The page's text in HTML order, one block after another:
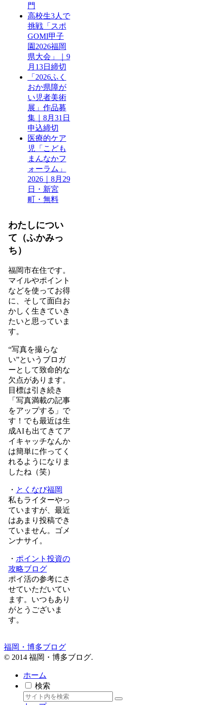
門
高校生3人で
挑戦「スポ
GOMI甲子
園2026福岡
県大会」｜9
月13日締切
「2026ふく
おか県障が
い児者美術
展」作品募
集｜8月31日
申込締切
医療的ケア
児「こども
まんなかフ
ォーラム」
2026｜8月29
日・新宮
町・無料
わたしについ
て（ふかみっ
ち）
福岡市在住です。
マイルやポイント
などを使ってお得
に、そして面白お
かしく生きていき
たいと思っていま
す。
“写真を撮らな
い”というブロガ
ーとして致命的な
欠点があります。
目標は引き続き
「写真満載の記事
をアップする」で
す！でも最近は生
成AIも出てきてア
イキャッチなんか
は簡単に作ってく
れるようになりま
したね（笑）
・ とくなび福岡
私もライターやっ
ていますが、最近
はあまり投稿でき
ていません。ゴメ
ンナサイ。
・ ポイント投資の
攻略ブログ
ポイ活の参考にさ
せていただいてい
ます。いつもあり
がとうございま
す。
福岡・博多ブログ
© 2014 福岡・博多ブログ.
ホーム
検索